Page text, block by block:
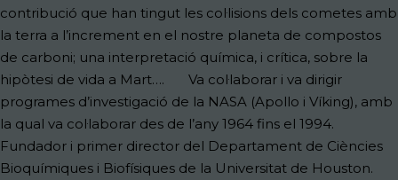
contribució que han tingut les col·lisions dels cometes amb
la terra a l’increment en el nostre planeta de compostos
de carboni; una interpretació química, i crítica, sobre la
hipòtesi de vida a Mart…. Va col·laborar i va dirigir
programes d’investigació de la NASA (Apollo i Víking), amb
la qual va col·laborar des de l’any 1964 fins el 1994.
Fundador i primer director del Departament de Ciències
Bioquímiques i Biofísiques de la Universitat de Houston.